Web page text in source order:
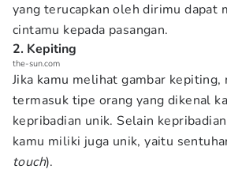
yang terucapkan oleh dirimu dapat
cintamu kepada pasangan.
2. Kepiting
the-sun.com
Jika kamu melihat gambar kepiting,
termasuk tipe orang yang dikenal
kepribadian unik. Selain
kamu miliki juga unik, yaitu
touch).